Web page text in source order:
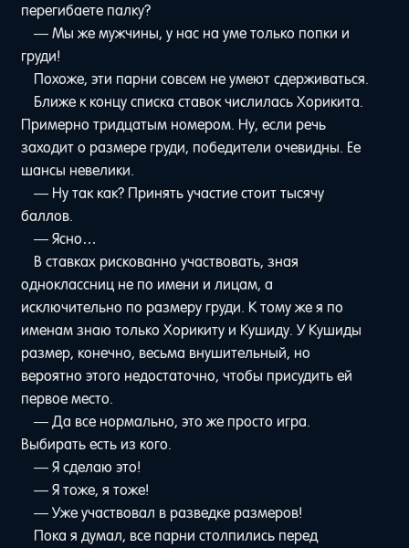
перегибаете палку?
— Мы же мужчины, у нас на уме только попки и
груди!
Похоже, эти парни совсем не умеют сдерживаться.
Ближе к концу списка ставок числилась Хорикита.
Примерно тридцатым номером. Ну, если речь
заходит о размере груди, победители очевидны. Ее
шансы невелики.
— Ну так как? Принять участие стоит тысячу
баллов.
— Ясно…
В ставках рискованно участвовать, зная
одноклассниц не по имени и лицам, а
исключительно по размеру груди. К тому же я по
именам знаю только Хорикиту и Кушиду. У Кушиды
размер, конечно, весьма внушительный, но
вероятно этого недостаточно, чтобы присудить ей
первое место.
— Да все нормально, это же просто игра.
Выбирать есть из кого.
— Я сделаю это!
— Я тоже, я тоже!
— Уже участвовал в разведке размеров!
Пока я думал, все парни столпились перед